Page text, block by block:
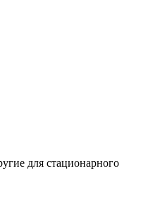
для стационарного